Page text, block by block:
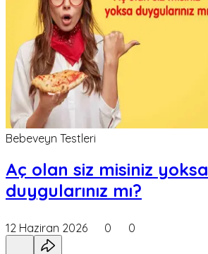
Bebeveyn Testleri
Aç olan siz misiniz yoksa
duygularınız mı?
12 Haziran 2026 0 0